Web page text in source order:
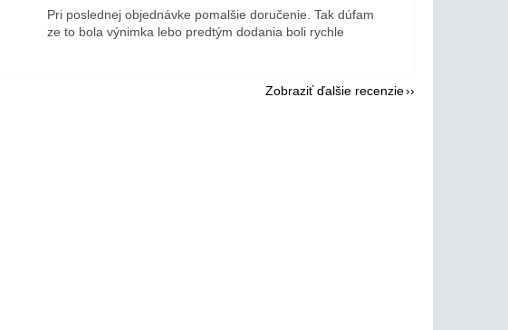
Pri poslednej objednávke pomalšie doručenie. Tak dúfam
ze to bola výnimka lebo predtým dodania boli rychle
Zobraziť ďalšie recenzie